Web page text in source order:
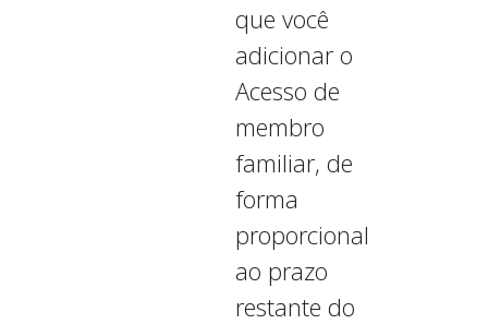
que você
adicionar o
Acesso de
membro
familiar, de
forma
proporcional
ao prazo
restante do